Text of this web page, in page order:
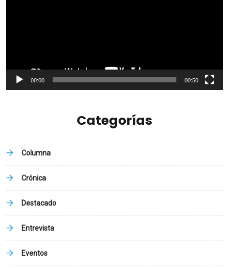
00:00 00:50
Categorías
Columna
Crónica
Destacado
Entrevista
Eventos